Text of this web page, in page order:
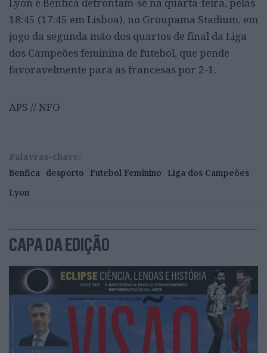
Lyon e Benfica defrontam-se na quarta-feira, pelas
18:45 (17:45 em Lisboa), no Groupama Stadium, em
jogo da segunda mão dos quartos de final da Liga
dos Campeões feminina de futebol, que pende
favoravelmente para as francesas por 2-1.
APS // NFO
Palavras-chave:
Benfica desporto Futebol Feminino
Liga dos Campeões
Lyon
CAPA DA EDIÇÃO